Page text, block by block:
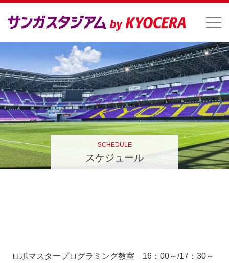
SCHEDULE
スケジュール
ロボマスタープログラミング教室 16：00～/17：30～